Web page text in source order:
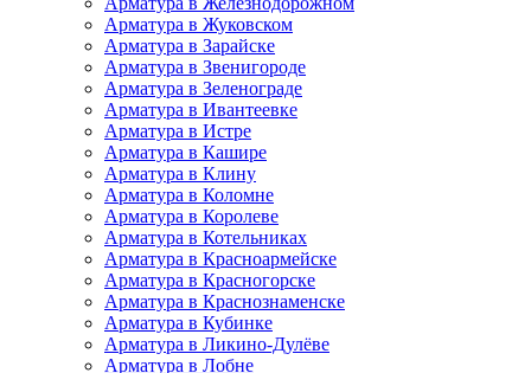
Арматура в Жуковском
Арматура в Зарайске
Арматура в Звенигороде
Арматура в Зеленограде
Арматура в Ивантеевке
Арматура в Истре
Арматура в Кашире
Арматура в Клину
Арматура в Коломне
Арматура в Королеве
Арматура в Котельниках
Арматура в Красноармейске
Арматура в Красногорске
Арматура в Краснознаменске
Арматура в Кубинке
Арматура в Ликино-Дулёве
Арматура в Лобне